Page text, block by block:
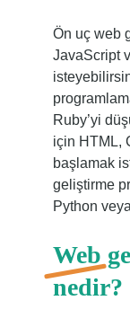
Ön uç web
JavaScript
Ruby’yi
için HTML,
başlamak
geliştirme
Python
Web
nedir?